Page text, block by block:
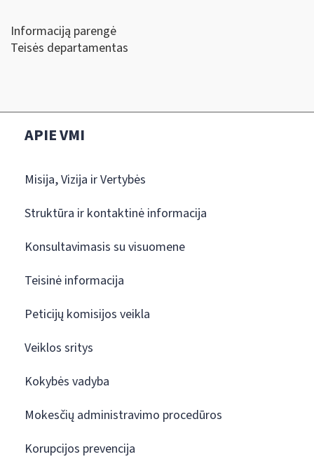
Informaciją parengė
Teisės departamentas
APIE VMI
Misija, Vizija ir Vertybės
Struktūra ir kontaktinė informacija
Konsultavimasis su visuomene
Teisinė informacija
Peticijų komisijos veikla
Veiklos sritys
Kokybės vadyba
Mokesčių administravimo procedūros
Korupcijos prevencija